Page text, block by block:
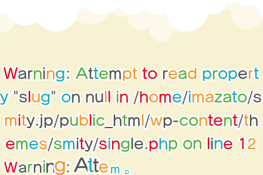
Warning:Attempt to read propert
y"s ug"on nu in/home/imazato/s
mity.jp/pu bl ic_ html /wp-content/th
emes/smity/sing e.php on ine 12
Warning:Attem p